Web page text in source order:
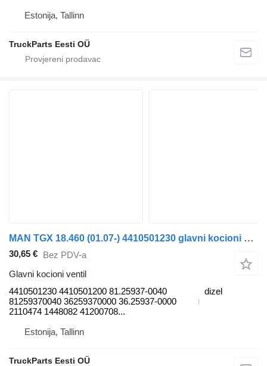
Estonija, Tallinn
TruckParts Eesti OÜ
MAN TGX 18.460 (01.07-) 4410501230 glavni kocioni ventil za MAN TGL, TGM, TGS, TGX (2005-2021) tegljača
30,65 € Bez PDV-a
Glavni kocioni ventil
4410501230 4410501200 81.25937-0040
81259370040 36259370000 36.25937-0000
2110474 1448082 41200708...
dizel
Estonija, Tallinn
TruckParts Eesti OÜ